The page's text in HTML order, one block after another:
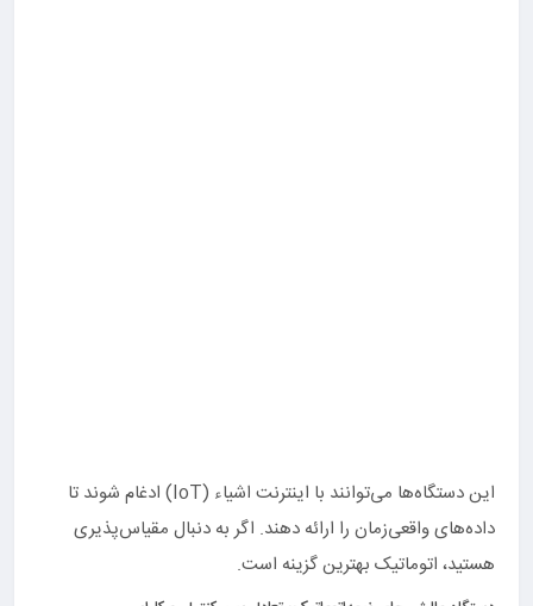
این دستگاه‌ها می‌توانند با اینترنت اشیاء (IoT) ادغام شوند تا
داده‌های واقعی‌زمان را ارائه دهند. اگر به دنبال مقیاس‌پذیری
هستید، اتوماتیک بهترین گزینه است.